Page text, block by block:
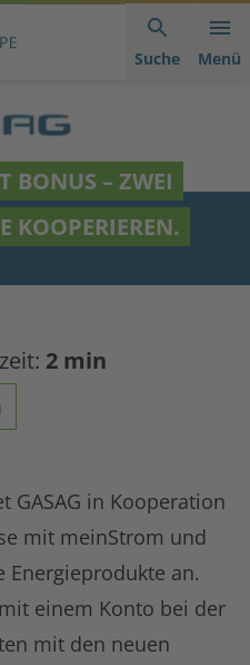
Suche Menü
BONUS – ZWEI
KOOPERIEREN.
2 min
GASAG in Kooperation
mit meinStrom und
Energieprodukte an.
einem Konto bei der
mit den neuen